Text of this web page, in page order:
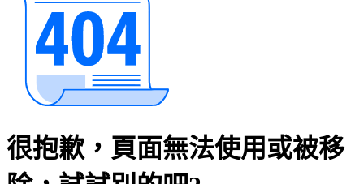
很抱歉，頁面無法使用或被移